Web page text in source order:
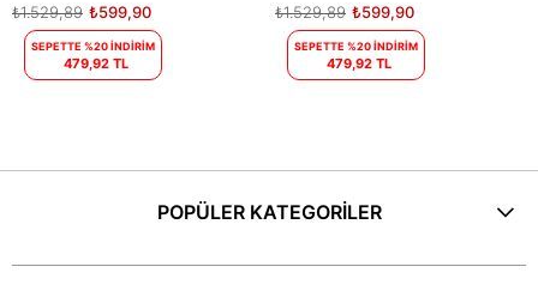
₺599,90
₺1.529,89
SEPETTE %20 İNDİRİM
479,92 TL
₺599,90
₺1.529,89
SEPETTE %20 İNDİRİM
479,92 TL
POPÜLER KATEGORİLER